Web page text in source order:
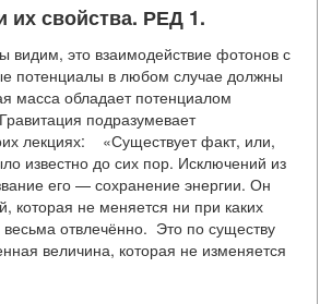
их свойства. РЕД 1.
это взаимодействие фотонов с
потенциалы в любом случае должны
масса обладает потенциалом
подразумевает
лекциях: «Существует факт, или,
известно до сих пор. Исключений из
его — сохранение энергии. Он
которая не меняется ни при каких
отвлечённо. Это по существу
величина, которая не изменяется